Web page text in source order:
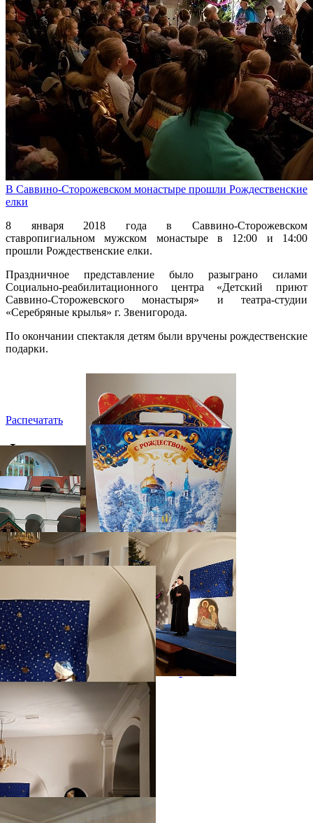
В Саввино-Сторожевском монастыре прошли Рождественские
елки
8 января 2018 года в Саввино-Сторожевском
ставропигиальном мужском монастыре в 12:00 и 14:00
прошли Рождественские елки.
Праздничное представление было разыграно силами
Социально-реабилитационного центра «Детский приют
Саввино-Сторожевского монастыря» и театра-студии
«Серебряные крылья» г. Звенигорода.
По окончании спектакля детям были вручены рождественские
подарки.
Распечатать
Фото